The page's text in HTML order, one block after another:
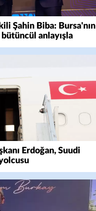
Şahin Biba: Bursa'nın
anlayışla
Erdoğan, Suudi